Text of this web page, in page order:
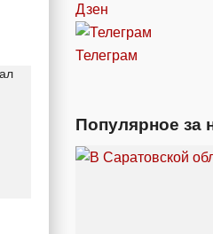
Дзен
Телеграм
Популярное за